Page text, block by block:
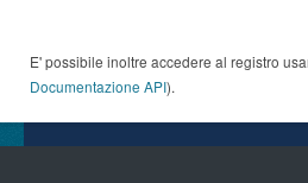
E' possibile inoltre accedere al registro
Documentazione API).